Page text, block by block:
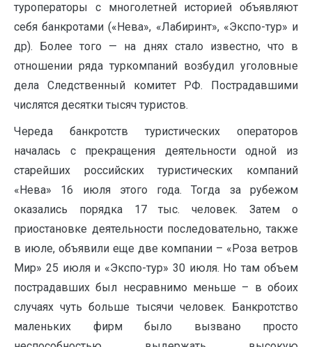
туроператоры с многолетней историей объявляют
себя банкротами («Нева», «Лабиринт», «Экспо-тур» и
др). Более того — на днях стало известно, что в
отношении ряда туркомпаний возбудил уголовные
дела Следственный комитет РФ. Пострадавшими
числятся десятки тысяч туристов.
Череда банкротств туристических операторов
началась с прекращения деятельности одной из
старейших российских туристических компаний
«Нева» 16 июля этого года. Тогда за рубежом
оказались порядка 17 тыс. человек. Затем о
приостановке деятельности последовательно, также
в июле, объявили еще две компании – «Роза ветров
Мир» 25 июля и «Экспо-тур» 30 июля. Но там объем
пострадавших был несравнимо меньше – в обоих
случаях чуть больше тысячи человек. Банкротство
маленьких фирм было вызвано просто